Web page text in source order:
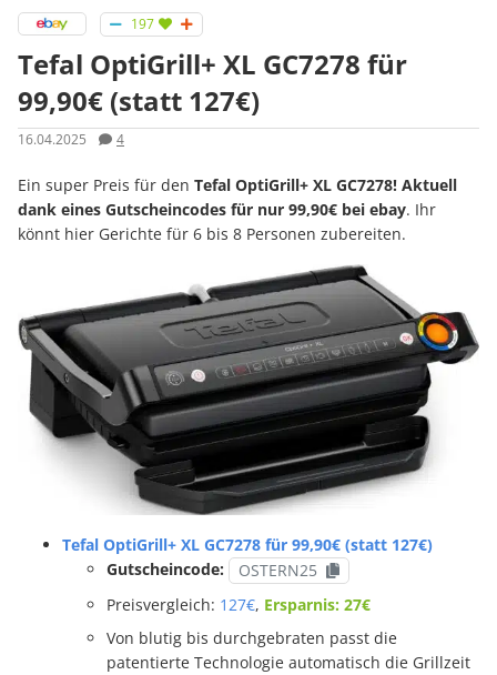
197
Tefal OptiGrill+ XL GC7278 für
99,90€ (statt 127€)
16.04.2025 4
Ein super Preis für den Tefal OptiGrill+ XL GC7278! Aktuell
dank eines Gutscheincodes für nur 99,90€ bei ebay. Ihr
könnt hier Gerichte für 6 bis 8 Personen zubereiten.
Tefal OptiGrill+ XL GC7278 für 99,90€ (statt 127€)
Gutscheincode:
OSTERN25
Preisvergleich: 127€, Ersparnis: 27€
Von blutig bis durchgebraten passt die
patentierte Technologie automatisch die Grillzeit